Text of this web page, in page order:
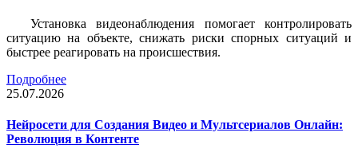
Установка видеонаблюдения помогает контролировать
ситуацию на объекте, снижать риски спорных ситуаций и
быстрее реагировать на происшествия.
Подробнее
25.07.2026
Нейросети для Создания Видео и Мультсериалов Онлайн:
Революция в Контенте